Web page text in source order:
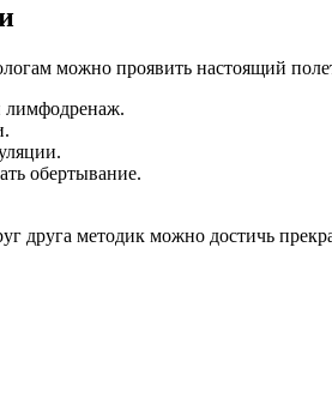
можно проявить настоящий
лимфодренаж.
обертывание.
методик можно достичь